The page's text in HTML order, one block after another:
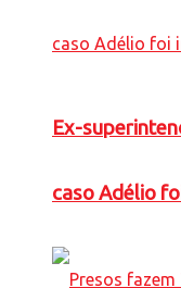
Ex-
caso Adélio